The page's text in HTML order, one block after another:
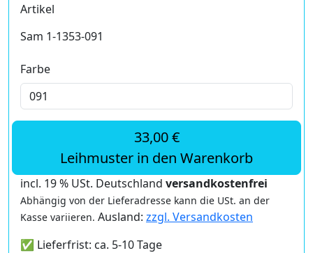
Artikel
Sam 1-1353-091
Farbe
33,00 €
Leihmuster in den Warenkorb
incl. 19 % USt. Deutschland versandkostenfrei
Abhängig von der Lieferadresse kann die USt. an der
Kasse variieren. Ausland: zzgl. Versandkosten
✅ Lieferfrist: ca. 5-10 Tage